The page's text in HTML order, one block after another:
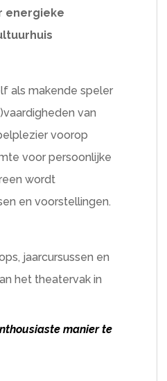
energieke
als makende speler
van
voorop
voor persoonlijke
wordt
en voorstellingen.
jaarcursussen en
het theatervak in
manier te